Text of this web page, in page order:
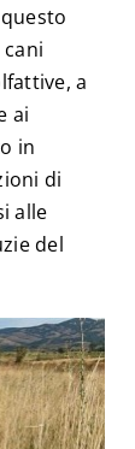
cani
a
ai
in
di
alle
del